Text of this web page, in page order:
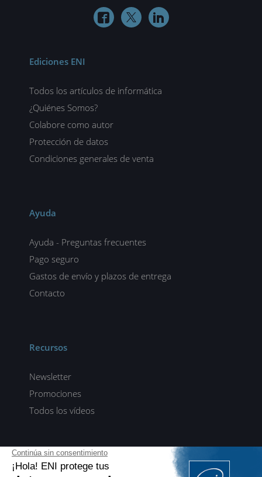
  
Ediciones ENI
Todos los artículos de informática
¿Quiénes Somos?
Colabore como autor
Protección de datos
Condiciones generales de venta
Ayuda
Ayuda - Preguntas frecuentes
Pago seguro
Gastos de envío y plazos de entrega
Contacto
Recursos
Newsletter
Promociones
Todos los vídeos
ENI elearning